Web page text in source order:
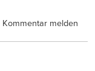
Kommentar melden